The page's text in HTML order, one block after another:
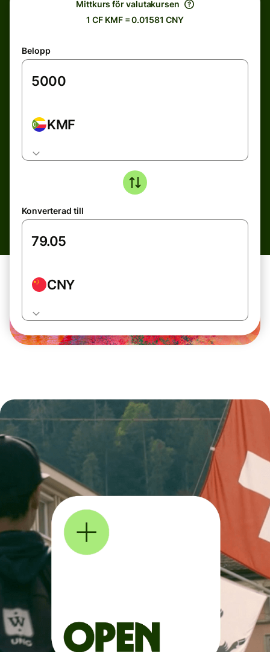
Mittkurs för valutakursen
1 CF KMF = 0.01581 CNY
Belopp
KMF
Konverterad till
CNY